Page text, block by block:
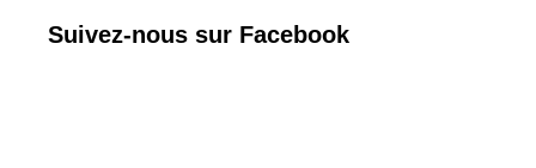
Suivez-nous sur Facebook